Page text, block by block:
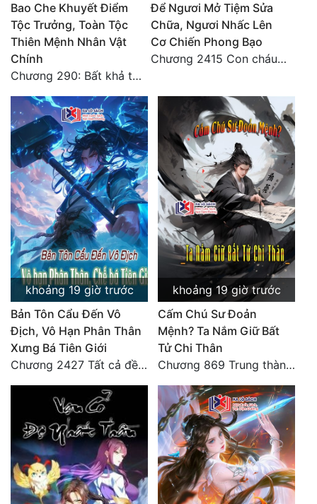
Bao Che Khuyết Điểm
Tộc Trưởng, Toàn Tộc
Thiên Mệnh Nhân Vật
Chính
Chương 290: Bất khả tư nghị, giữa cao thủ va chạm
Để Ngươi Mở Tiệm Sửa
Chữa, Ngươi Nhấc Lên
Cơ Chiến Phong Bạo
Chương 2415 Con cháu bất hiếu!! Mời cùng lên đường!!
khoảng 19 giờ trước
Bản Tôn Cẩu Đến Vô
Địch, Vô Hạn Phân Thân
Xưng Bá Tiên Giới
Chương 2427 Tất cả đều nhờ nỗ lực! Mời Đế vào Thiên!
khoảng 19 giờ trước
Cấm Chú Sư Đoản
Mệnh? Ta Nắm Giữ Bất
Tử Chi Thân
Chương 869 Trung thành tuyệt đối